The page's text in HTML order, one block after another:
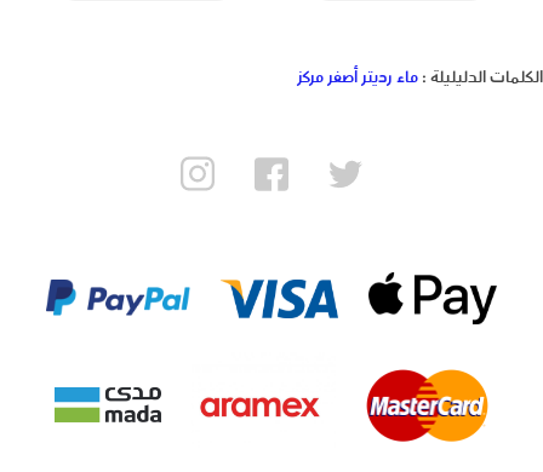
الدليليلة :ماء رديتر أصفر مركز